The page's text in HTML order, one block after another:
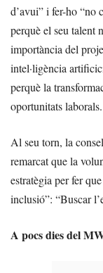
d’avui” i fer-ho “no
perquè el seu talent
importància del
intel·ligència
perquè la
oportunitats laborals.
Al seu torn, la
remarcat que la
estratègia per fer
inclusió”: “Buscar
A pocs dies del